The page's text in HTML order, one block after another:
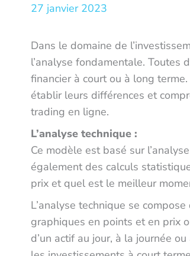
27 janvier 2023
Dans le domaine de
l’analyse fondamentale. Toutes
financier à court ou à long
établir leurs différences et
trading en ligne.
L’analyse technique :
Ce modèle est basé sur
également des calculs
prix et quel est le meilleur
L’analyse technique se
graphiques en points et en prix
d’un actif au jour, à la journée